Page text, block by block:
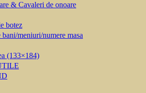
& Cavaleri de onoare
botez
meniuri/numere masa
(133×184)